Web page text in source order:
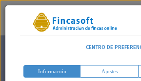
CENTRO DE
Información Ajustes